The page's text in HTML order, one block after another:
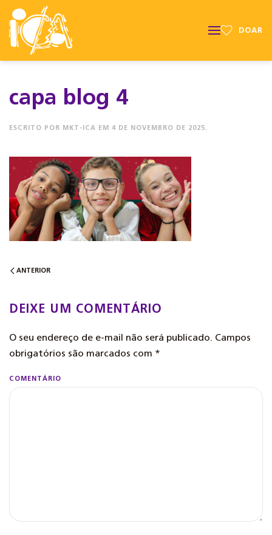
DOAR
capa blog 4
ESCRITO POR MKT-ICA EM 4 DE NOVEMBRO DE 2025
ANTERIOR
DEIXE UM COMENTÁRIO
O seu endereço de e-mail não será publicado. Campos
obrigatórios são marcados com *
COMENTÁRIO